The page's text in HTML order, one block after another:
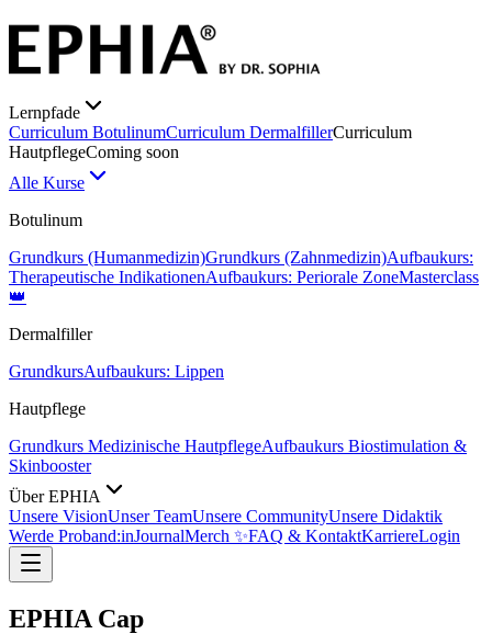
Lernpfade
Curriculum BotulinumCurriculum DermalfillerCurriculum
HautpflegeComing soon
Alle Kurse
Botulinum
Grundkurs (Humanmedizin)Grundkurs (Zahnmedizin)Aufbaukurs:
Therapeutische IndikationenAufbaukurs: Periorale ZoneMasterclass
👑
Dermalfiller
GrundkursAufbaukurs: Lippen
Hautpflege
Grundkurs Medizinische HautpflegeAufbaukurs Biostimulation &
Skinbooster
Über EPHIA
Unsere VisionUnser TeamUnsere CommunityUnsere Didaktik
Werde Proband:inJournalMerch ✨FAQ & KontaktKarriereLogin
EPHIA Cap